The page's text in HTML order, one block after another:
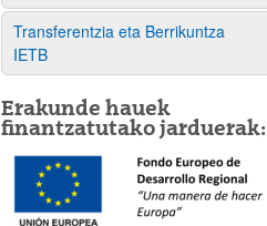
Transferentzia eta Berrikuntza
IETB
Erakunde hauek
finantzatutako jarduerak: